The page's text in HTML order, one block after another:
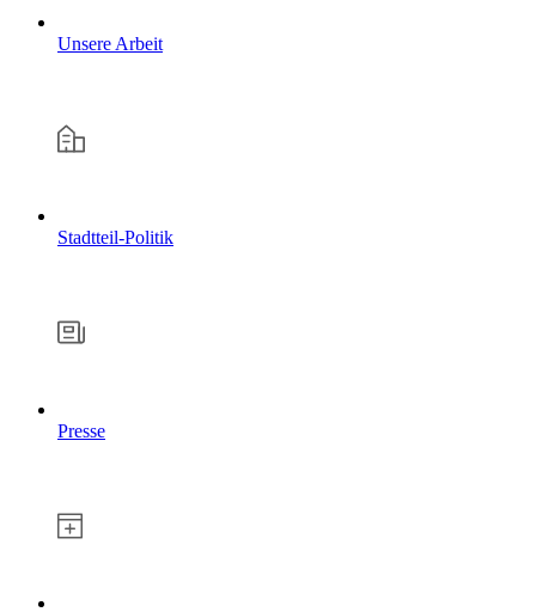
Unsere Arbeit
Stadtteil-Politik
Presse